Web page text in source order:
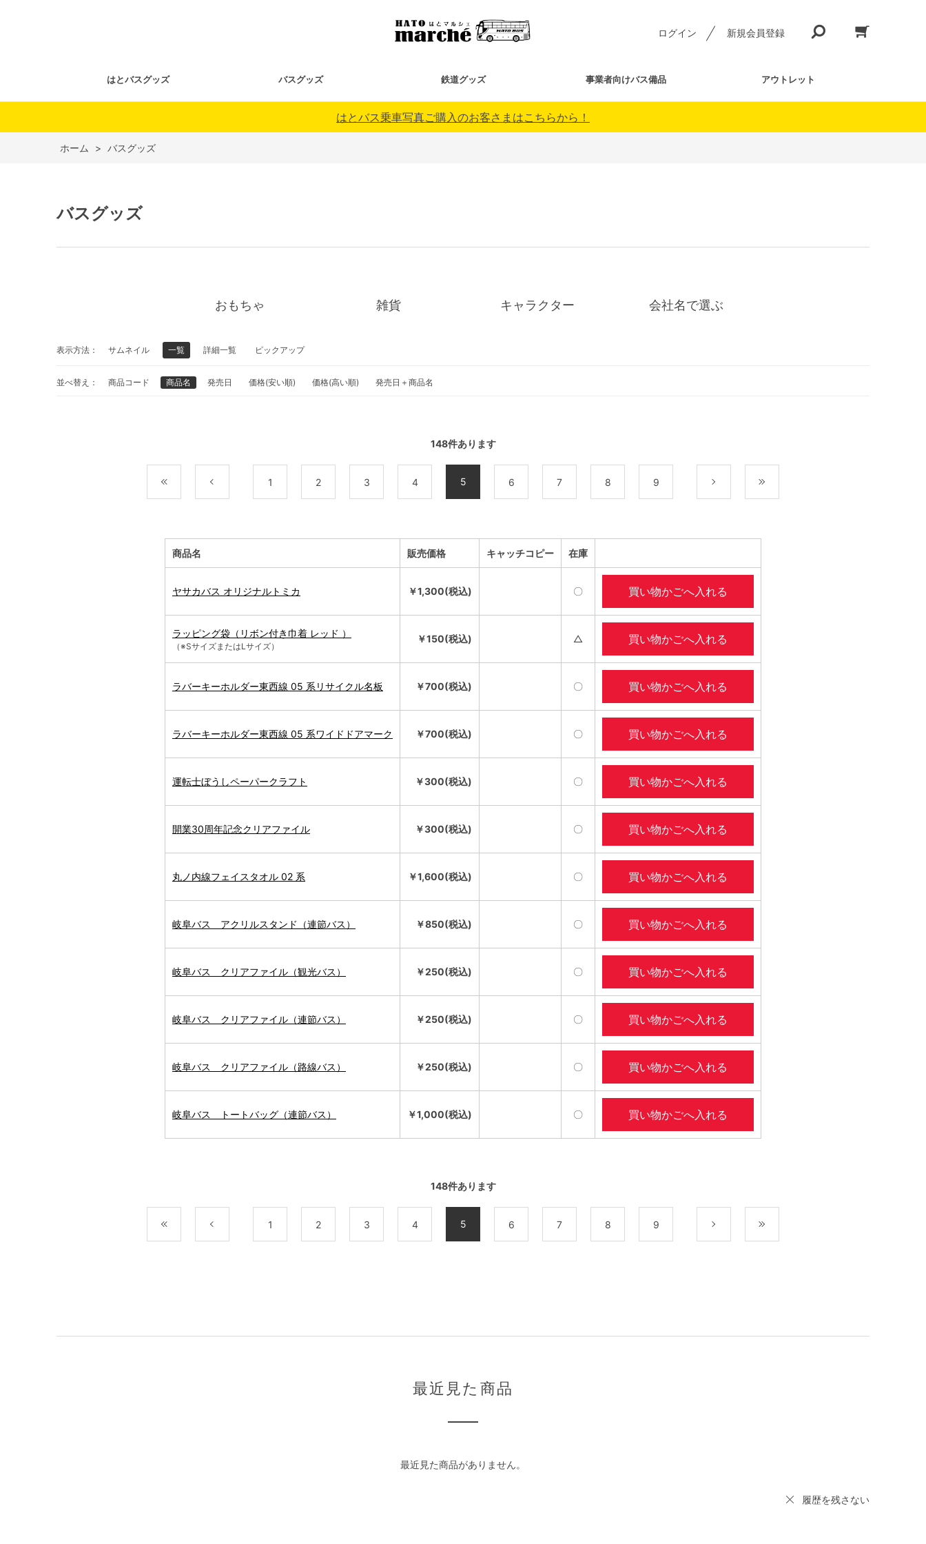
ログイン 新規会員登録
はとバスグッズ バスグッズ 鉄道グッズ 事業者向けバス備品 アウトレット
はとバス乗車写真ご購入のお客さまはこちらから！
ホーム > バスグッズ
バスグッズ
おもちゃ 雑貨 キャラクター 会社名で選ぶ
表示方法： サムネイル 一覧 詳細一覧 ピックアップ
並べ替え： 商品コード 商品名 発売日 価格(安い順) 価格(高い順) 発売日＋商品名
148件あります
1 2 3 4 5 6 7 8 9
商品名 販売価格 キャッチコピー 在庫
ヤサカバス オリジナルトミカ ￥1,300(税込) 〇 買い物かごへ入れる
ラッピング袋（リボン付き巾着 レッド ）
（※SサイズまたはLサイズ）
￥150(税込) △ 買い物かごへ入れる
ラバーキーホルダー東西線 05 系リサイクル名板 ￥700(税込) 〇 買い物かごへ入れる
ラバーキーホルダー東西線 05 系ワイドドアマーク ￥700(税込) 〇 買い物かごへ入れる
運転士ぼうしペーパークラフト ￥300(税込) 〇 買い物かごへ入れる
開業30周年記念クリアファイル ￥300(税込) 〇 買い物かごへ入れる
丸ノ内線フェイスタオル 02 系 ￥1,600(税込) 〇 買い物かごへ入れる
岐阜バス アクリルスタンド（連節バス） ￥850(税込) 〇 買い物かごへ入れる
岐阜バス クリアファイル（観光バス） ￥250(税込) 〇 買い物かごへ入れる
岐阜バス クリアファイル（連節バス） ￥250(税込) 〇 買い物かごへ入れる
岐阜バス クリアファイル（路線バス） ￥250(税込) 〇 買い物かごへ入れる
岐阜バス トートバッグ（連節バス） ￥1,000(税込) 〇 買い物かごへ入れる
148件あります
1 2 3 4 5 6 7 8 9
最近見た商品
最近見た商品がありません。
履歴を残さない